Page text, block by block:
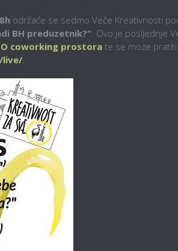
održaće se sedmo Veče Kreativnosti
BH preduzetnik?“. Ovo je posljednje
coworking prostora te se moze pratiti
live/.